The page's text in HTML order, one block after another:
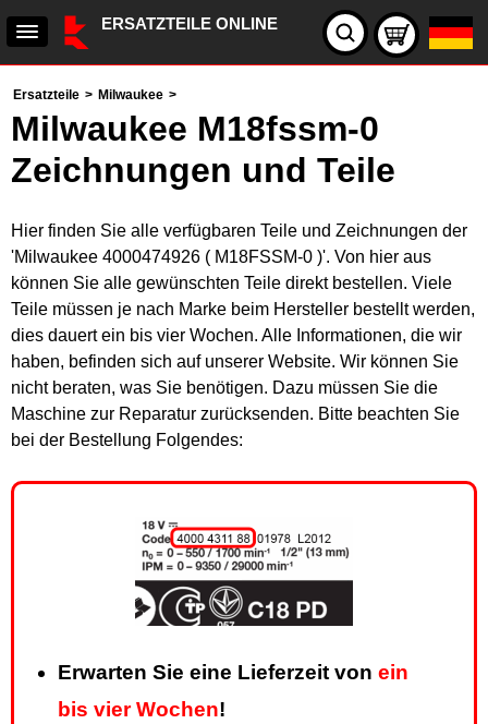
ERSATZTEILE ONLINE
Ersatzteile > Milwaukee >
Milwaukee M18fssm-0
Zeichnungen und Teile
Hier finden Sie alle verfügbaren Teile und Zeichnungen der
'Milwaukee 4000474926 ( M18FSSM-0 )'. Von hier aus
können Sie alle gewünschten Teile direkt bestellen. Viele
Teile müssen je nach Marke beim Hersteller bestellt werden,
dies dauert ein bis vier Wochen. Alle Informationen, die wir
haben, befinden sich auf unserer Website. Wir können Sie
nicht beraten, was Sie benötigen. Dazu müssen Sie die
Maschine zur Reparatur zurücksenden. Bitte beachten Sie
bei der Bestellung Folgendes:
Erwarten Sie eine Lieferzeit von ein
bis vier Wochen!